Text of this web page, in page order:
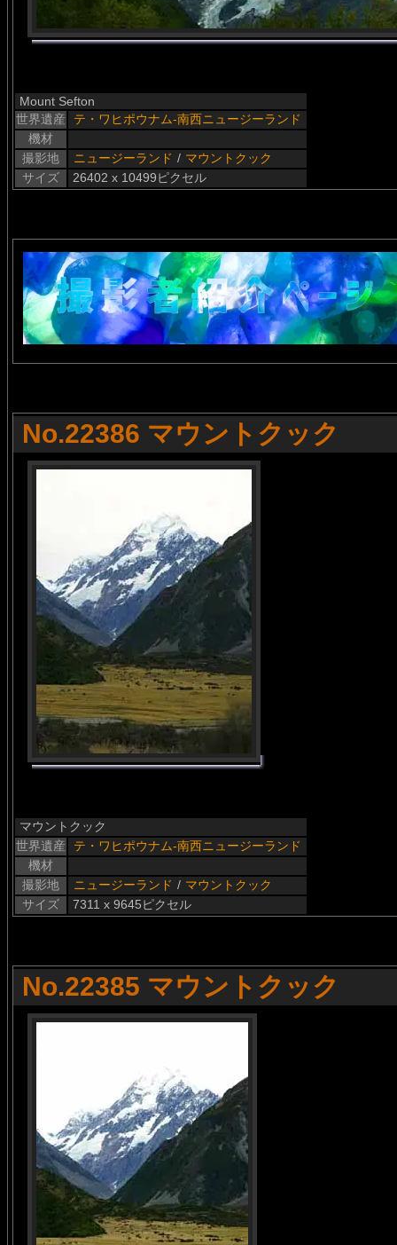
Mount Sefton
世界遺産
テ・ワヒポウナム-南西ニュージーランド
機材
撮影地
ニュージーランド / マウントクック
サイズ
26402 x 10499ピクセル
No.22386 マウントクック
マウントクック
世界遺産
テ・ワヒポウナム-南西ニュージーランド
機材
撮影地
ニュージーランド / マウントクック
サイズ
7311 x 9645ピクセル
No.22385 マウントクック